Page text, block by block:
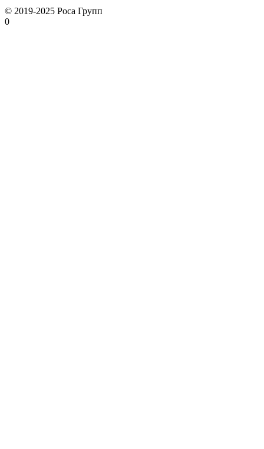
© 2019-2025 Роса Групп
0